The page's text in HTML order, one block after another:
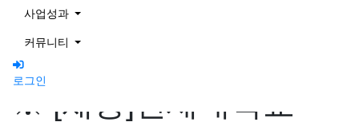
사업성과
커뮤니티
로그인
※ [채용]연세대학교